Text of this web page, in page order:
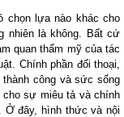
chọn lựa nào khác cho
nhiên là không. Bất cứ
quan thẩm mỹ của tác
Chính phần đối thoại,
công và sức sống
cho sự miêu tả và chính
Ở đây, hình thức và nội